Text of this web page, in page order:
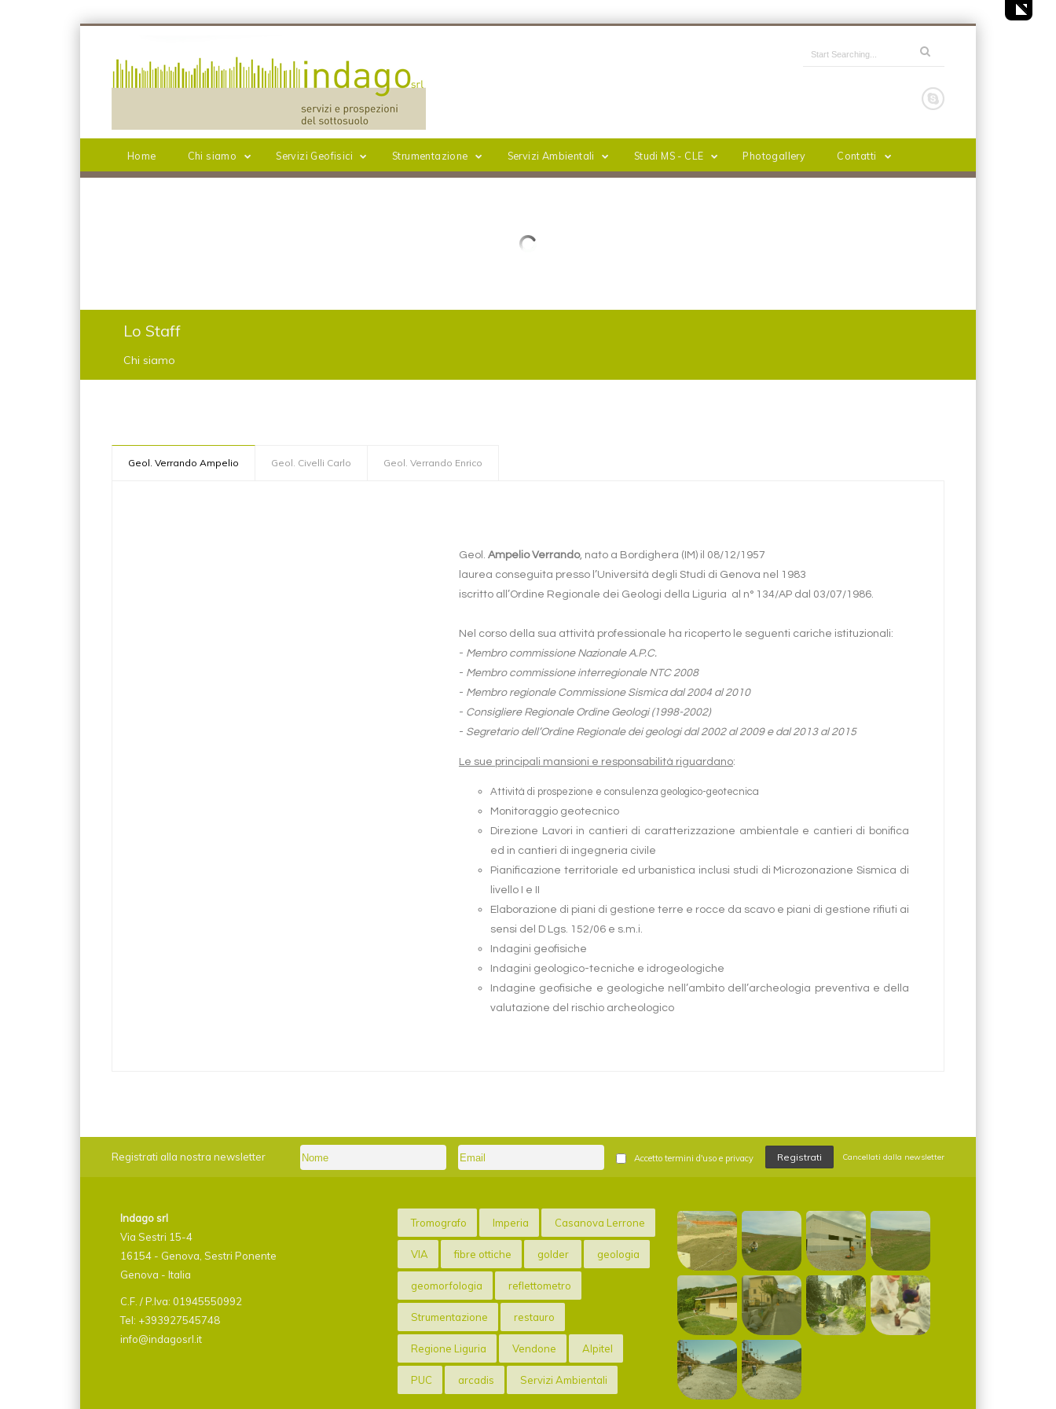
Home Chi siamo Servizi Geofisici Strumentazione Servizi Ambientali Studi MS - CLE Photogallery Contatti
Lo Staff
Chi siamo
Geol. Verrando Ampelio Geol. Civelli Carlo Geol. Verrando Enrico
Geol. Ampelio Verrando, nato a Bordighera (IM) il 08/12/1957
laurea conseguita presso l’Università degli Studi di Genova nel 1983
iscritto all’Ordine Regionale dei Geologi della Liguria al n° 134/AP dal 03/07/1986.
Nel corso della sua attività professionale ha ricoperto le seguenti cariche istituzionali:
- Membro commissione Nazionale A.P.C.
- Membro commissione interregionale NTC 2008
- Membro regionale Commissione Sismica dal 2004 al 2010
- Consigliere Regionale Ordine Geologi (1998-2002)
- Segretario dell’Ordine Regionale dei geologi dal 2002 al 2009 e dal 2013 al 2015
Le sue principali mansioni e responsabilità riguardano:
Attività di prospezione e consulenza geologico-geotecnica
Monitoraggio geotecnico
Direzione Lavori in cantieri di caratterizzazione ambientale e cantieri di bonifica
ed in cantieri di ingegneria civile
Pianificazione territoriale ed urbanistica inclusi studi di Microzonazione Sismica di
livello I e II
Elaborazione di piani di gestione terre e rocce da scavo e piani di gestione rifiuti ai
sensi del D Lgs. 152/06 e s.m.i.
Indagini geofisiche
Indagini geologico-tecniche e idrogeologiche
Indagine geofisiche e geologiche nell’ambito dell’archeologia preventiva e della
valutazione del rischio archeologico
Registrati alla nostra newsletter Accetto termini d'uso e privacy Registrati Cancellati dalla newsletter
Indago srl
Via Sestri 15-4
16154 - Genova, Sestri Ponente
Genova - Italia
C.F. / P.Iva: 01945550992
Tel: +393927545748
info@indagosrl.it
Tromografo Imperia Casanova Lerrone
VIA fibre ottiche golder geologia
geomorfologia reflettometro
Strumentazione restauro
Regione Liguria Vendone Alpitel
PUC arcadis Servizi Ambientali